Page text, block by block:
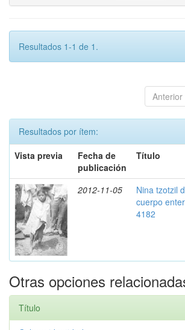
Resultados 1-1 de 1.
Anterior
Resultados por ítem:
Vista previa
Fecha de
publicación
Título
2012-11-05
Nina tzotzil
cuerpo
4182
Otras opciones
Título